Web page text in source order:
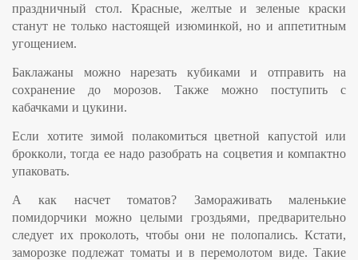
праздничный стол. Красные, желтые и зеленые краски
станут не только настоящей изюминкой, но и аппетитным
угощением.
Баклажаны можно нарезать кубиками и отправить на
сохранение до морозов. Также можно поступить с
кабачками и цукини.
Если хотите зимой полакомиться цветной капустой или
брокколи, тогда ее надо разобрать на соцветия и компактно
упаковать.
А как насчеттоматов? Замораживать маленькие
помидорчики можно целыми гроздьями, предварительно
следует их проколоть, чтобы они не полопались. Кстати,
заморозке подлежат томаты и в перемолотом виде. Такие